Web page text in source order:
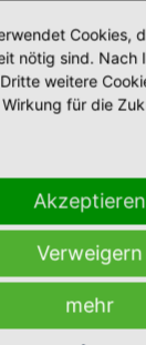
dem Emsland und
gegen das
Cookies,
nötig sind. Nach
weitere
für die
Akzeptieren
Verweigern
mehr